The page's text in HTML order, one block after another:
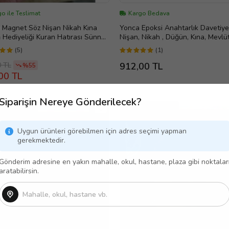
Nereye Gönderilecek?
Uygun ürünleri görebilmen için adres seçimi yapman
gerekmektedir.
Gönderim adresine en yakın mahalle, okul, hastane, plaza gibi noktaları
aratabilirsin.
ile Teslimat
Magnet Söz Nişan Nikah Kına
Kuran Hatırası Sünnet
(Mor)
(5)
TL %55
TL
Kargo Bedava
Yonca Epoksi Anahtarlık
Nişan, Nikah , Düğün, Kına,
Hediyelik (Gümüş)
(1)
912,00 TL
TASARLANABİLİR